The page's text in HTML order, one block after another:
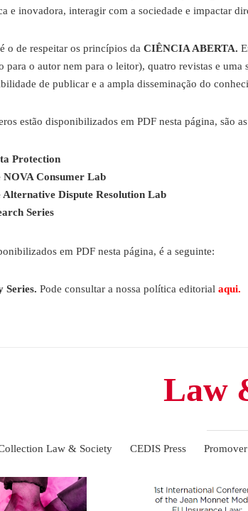
e inovadora, interagir com a sociedade e impactar
o de respeitar os princípios da CIÊNCIA ABERTA.
para o autor nem para o leitor), quatro revistas e
de publicar e a ampla disseminação do
estão disponibilizados em PDF nesta página, são
Protection
NOVA Consumer Lab
Alternative Dispute Resolution Lab
Series
em PDF nesta página, é a seguinte:
Series. Pode consultar a nossa política editorial aqui.
Law
Law & Society CEDIS Press
FULL TEXT
CLICK HERE FOR